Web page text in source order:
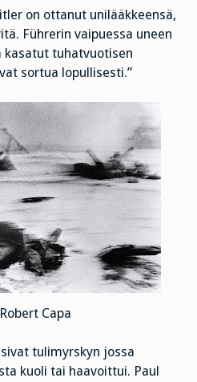
on ottanut unilääkkeensä,
Führerin vaipuessa uneen
kasatut tuhatvuotisen
sortua lopullisesti.”
Capa
tulimyrskyn jossa
kuoli tai haavoittui. Paul